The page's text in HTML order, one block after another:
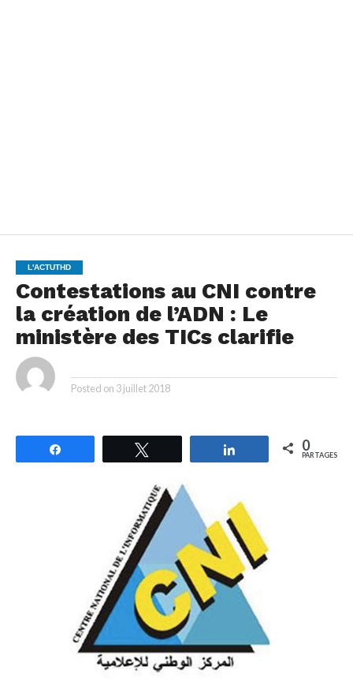
L'ACTUTHD
Contestations au CNI contre
la création de l’ADN : Le
ministère des TICs clarifie
Posted on 3 juillet 2018
Partagez 0
PARTAGES